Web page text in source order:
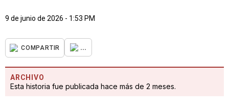
9 de junio de 2026 - 1:53 PM
COMPARTIR ...
ARCHIVO
Esta historia fue publicada hace más de 2 meses.